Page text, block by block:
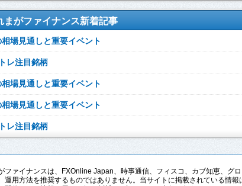
まがファイナンス新着記事
場見通しと重要イベント
レ注目銘柄
場見通しと重要イベント
場見通しと重要イベント
レ注目銘柄
ファイナンスは、FXOnline Japan、時事通信、フィスコ、カブ知恵、グ
運用方法を推奨するものではありません。当サイトに掲載されている情